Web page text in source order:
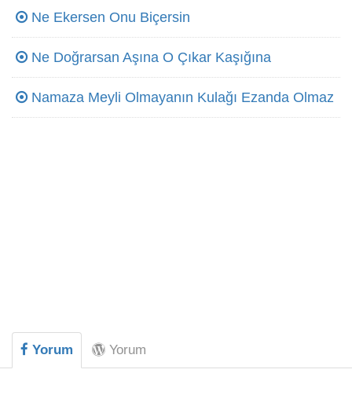
Ne Ekersen Onu Biçersin
Ne Doğrarsan Aşına O Çıkar Kaşığına
Namaza Meyli Olmayanın Kulağı Ezanda Olmaz
Yorum Yorum